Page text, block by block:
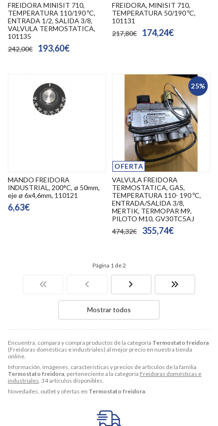
Encuentra, compara y compra productos de la categoría Termostato freidora
(Freidoras domésticas e industriales) al mejor precio en nuestra tienda
online.
Información, imágenes, características y precios de artículos de la familia
Termostato freidora, perteneciente a la categoría Freidoras domésticas e
industriales. 34 artículos disponibles.
Novedades, outlet y ofertas en Termostato freidora.
FREIDORA MINISIT 710,
TEMPERATURA 110/190 ºC,
ENTRADA 1/2, SALIDA 3/8,
VALVULA TERMOSTATICA,
101135
242,00€
193,60€
FREIDORA, MINISIT 710,
TEMPERATURA 50/190 ºC,
101131
217,80€
174,24€
MANDO FREIDORA
INDUSTRIAL, 200°C, ø 50mm,
eje ø 6x4,6mm, 110121
6,63€
25%
OFERTA
VALVULA FREIDORA
TERMOSTATICA, GAS,
TEMPERATURA 110- 190 ºC,
ENTRADA/SALIDA 3/8,
MERTIK, TERMOPAR M9,
PILOTO M10, GV30TC5AJ
474,32€
355,74€
Página 1 de 2
Mostrar todos